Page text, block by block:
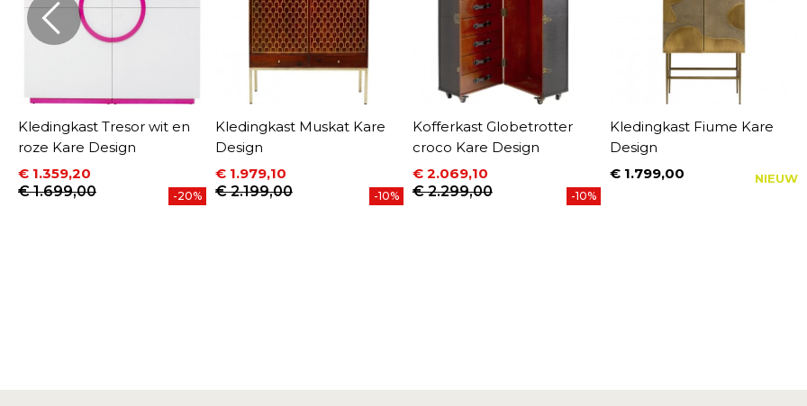
Kledingkast Tresor wit en
roze Kare Design
Prijs
€ 1.359,20
Normale prijs
€ 1.699,00 -20%
Kledingkast Muskat Kare
Design
Prijs
€ 1.979,10
Normale prijs
€ 2.199,00 -10%
Kofferkast Globetrotter
croco Kare Design
Prijs
€ 2.069,10
Normale prijs
€ 2.299,00 -10%
Kledingkast Fiume Kare
Design
Prijs
€ 1.799,00 NIEUW